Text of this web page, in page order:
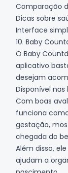
Comparação
Dicas sobre
Interface
10. Baby
O Baby
aplicativo
desejam
Disponível nas
Com boas
funciona
gestação,
chegada do
Além disso,
ajudam a